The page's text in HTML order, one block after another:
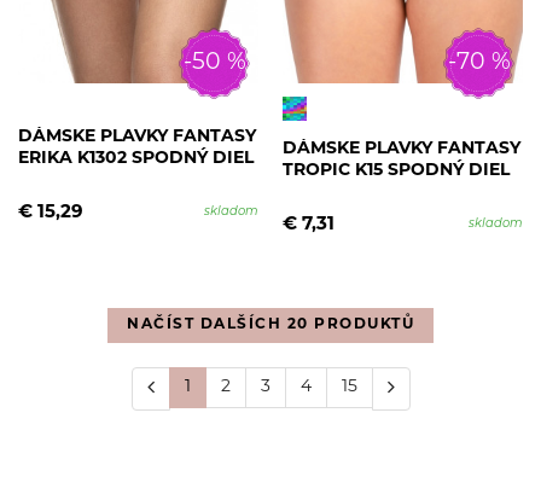
-50 %
DÁMSKE PLAVKY FANTASY
ERIKA K1302 SPODNÝ DIEL
€ 15,29 skladom
-70 %
DÁMSKE PLAVKY FANTASY
TROPIC K15 SPODNÝ DIEL
€ 7,31 skladom
NAČÍST DALŠÍCH 20 PRODUKTŮ
2 3 4 15